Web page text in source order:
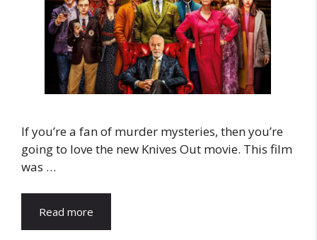
If you’re a fan of murder mysteries, then you’re
going to love the new Knives Out movie. This film
was …
Read more